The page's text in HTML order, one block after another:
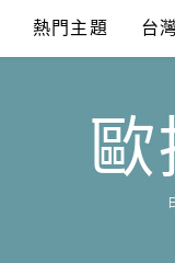
熱門主題 台